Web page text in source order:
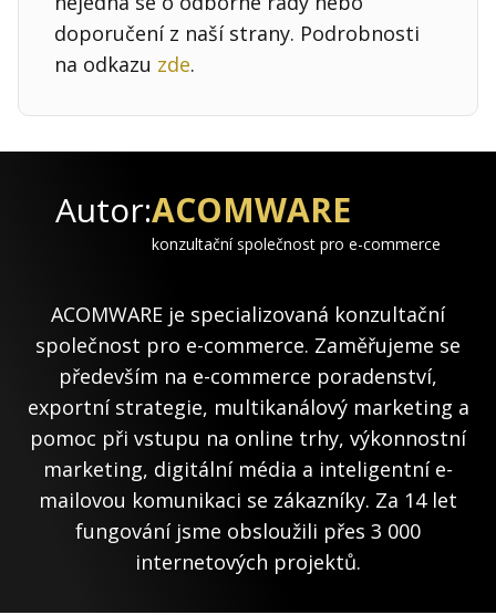
doporučení z naší strany. Podrobnosti
na odkazu zde.
Autor:ACOMWARE
konzultační společnost pro e-commerce
ACOMWARE je specializovaná konzultační
společnost pro e-commerce. Zaměřujeme se
především na e-commerce poradenství,
exportní strategie, multikanálový marketing a
pomoc při vstupu na online trhy, výkonnostní
marketing, digitální média a inteligentní e-
mailovou komunikaci se zákazníky. Za 14 let
fungování jsme obsloužili přes 3 000
internetových projektů.